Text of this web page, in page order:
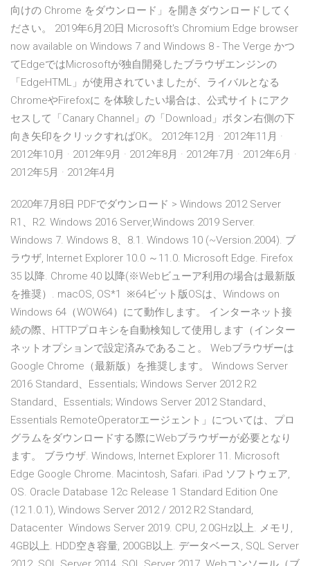
向けの Chrome をダウンロード」を開きダウンロードしてく
ださい。 2019年6月20日 Microsoft's Chromium Edge browser
now available on Windows 7 and Windows 8 - The Verge かつ
てEdgeではMicrosoftが独自開発したブラウザエンジンの
「EdgeHTML」が使用されていましたが、ライバルとなる
ChromeやFirefoxに を体験したい場合は、公式サイトにアク
セスして「Canary Channel」の「Download」ボタン右側の下
向き矢印をクリックすればOK。 2012年12月 · 2012年11月 ·
2012年10月 · 2012年9月 · 2012年8月 · 2012年7月 · 2012年6月 ·
2012年5月 · 2012年4月
2020年7月8日 PDFでダウンロード > Windows 2012 Server
R1、R2. Windows 2016 Server,Windows 2019 Server.
Windows 7. Windows 8、8.1. Windows 10 (~Version.2004). ブ
ラウザ, Internet Explorer 10.0 ～11.0. Microsoft Edge. Firefox
35 以降. Chrome 40 以降(※Webビューア利用の場合は最新版
を推奨）. macOS, OS*1 ※64ビット版OSは、Windows on
Windows 64（WOW64）にて動作します。 インターネット接
続の際、HTTPプロキシを自動検知して使用します（インター
ネットオプションで設定済みであること。 Webブラウザーは
Google Chrome（最新版）を推奨します。 Windows Server
2016 Standard、Essentials; Windows Server 2012 R2
Standard、Essentials; Windows Server 2012 Standard、
Essentials RemoteOperatorエージェント」については、プロ
グラムをダウンロードする際にWebブラウザーが必要となり
ます。 ブラウザ. Windows, Internet Explorer 11. Microsoft
Edge Google Chrome. Macintosh, Safari. iPad ソフトウェア,
OS. Oracle Database 12c Release 1 Standard Edition One
(12.1.0.1), Windows Server 2012 / 2012 R2 Standard,
Datacenter Windows Server 2019. CPU, 2.0GHz以上. メモリ,
4GB以上. HDD空き容量, 200GB以上. データベース, SQL Server